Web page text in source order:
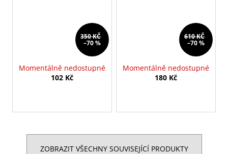
350 KČ
–70 %
Momentálně nedostupné
102 Kč
610 KČ
–70 %
Momentálně nedostupné
180 Kč
ZOBRAZIT VŠECHNY SOUVISEJÍCÍ PRODUKTY